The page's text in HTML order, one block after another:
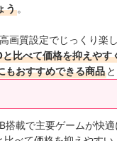
う 。
画質設定でじっくり楽
比べて価格を抑えやす
もおすすめできる商品
搭載で主要ゲームが快適